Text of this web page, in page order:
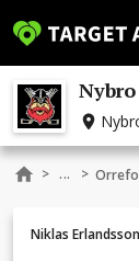
> ... >
Niklas Erlandsson